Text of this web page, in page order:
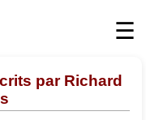
☰
par Richard